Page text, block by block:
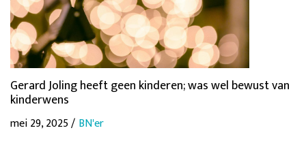
Gerard Joling heeft geen kinderen; was wel bewust van
kinderwens
mei 29, 2025 / BN'er